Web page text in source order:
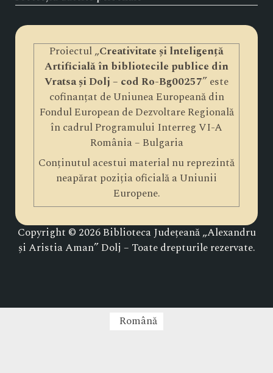
Proiectul „Creativitate și lnteligență
Artificială în bibliotecile publice din
Vratsa și Dolj – cod Ro-Bg00257” este
cofinanțat de Uniunea Europeană din
Fondul European de Dezvoltare Regională
în cadrul Programului Interreg VI-A
România – Bulgaria
Conținutul acestui material nu reprezintă
neapărat poziția oficială a Uniunii
Europene.
Copyright © 2026 Biblioteca Județeană „Alexandru
și Aristia Aman” Dolj – Toate drepturile rezervate.
Română